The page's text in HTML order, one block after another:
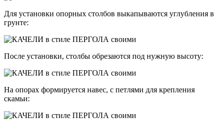
Для установки опорных столбов выкапываются углубления в
грунте:
После установки, столбы обрезаются под нужную высоту:
На опорах формируется навес, с петлями для крепления
скамьи: